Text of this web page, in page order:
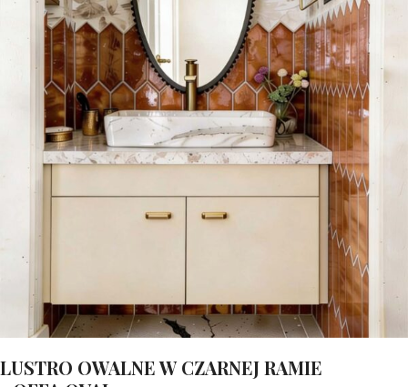
LUSTRO OWALNE W CZARNEJ RAMIE